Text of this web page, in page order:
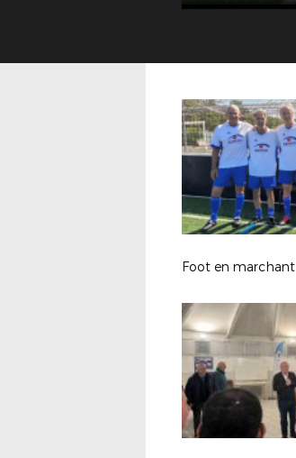
Foot en marchant